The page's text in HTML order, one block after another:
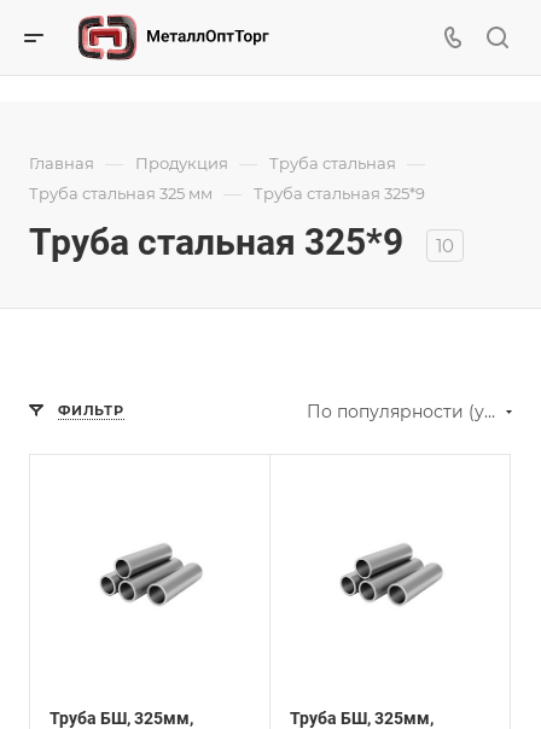
Главная — Продукция — Труба стальная —
Труба стальная 325 мм — Труба стальная 325*9
Труба стальная 325*9 10
ФИЛЬТР По популярности (убывание)
Труба БШ, 325мм,
Труба БШ, 325мм,